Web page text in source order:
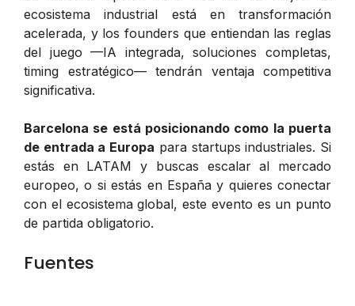
ecosistema industrial está en transformación
acelerada, y los founders que entiendan las reglas
del juego —IA integrada, soluciones completas,
timing estratégico— tendrán ventaja competitiva
significativa.
Barcelona se está posicionando como la puerta
de entrada a Europa para startups industriales. Si
estás en LATAM y buscas escalar al mercado
europeo, o si estás en España y quieres conectar
con el ecosistema global, este evento es un punto
de partida obligatorio.
Fuentes